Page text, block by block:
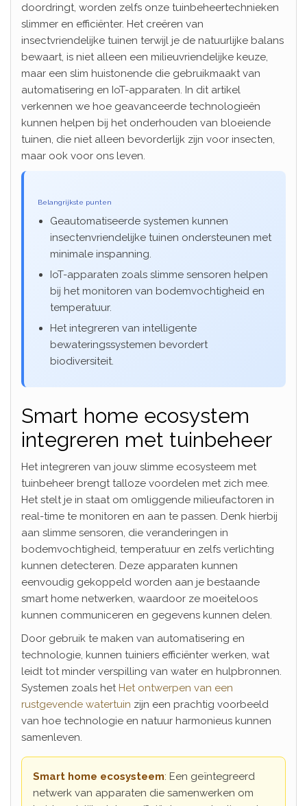
doordringt, worden zelfs onze tuinbeheertechnieken
slimmer en efficiënter. Het creëren van
insectvriendelijke tuinen terwijl je de natuurlijke balans
bewaart, is niet alleen een milieuvriendelijke keuze,
maar een slim huistonende die gebruikmaakt van
automatisering en IoT-apparaten. In dit artikel
verkennen we hoe geavanceerde technologieën
kunnen helpen bij het onderhouden van bloeiende
tuinen, die niet alleen bevorderlijk zijn voor insecten,
maar ook voor ons leven.
Belangrijkste punten
Geautomatiseerde systemen kunnen
insectenvriendelijke tuinen ondersteunen met
minimale inspanning.
IoT-apparaten zoals slimme sensoren helpen
bij het monitoren van bodemvochtigheid en
temperatuur.
Het integreren van intelligente
bewateringssystemen bevordert
biodiversiteit.
Smart home ecosystem
integreren met tuinbeheer
Het integreren van jouw slimme ecosysteem met
tuinbeheer brengt talloze voordelen met zich mee.
Het stelt je in staat om omliggende milieufactoren in
real-time te monitoren en aan te passen. Denk hierbij
aan slimme sensoren, die veranderingen in
bodemvochtigheid, temperatuur en zelfs verlichting
kunnen detecteren. Deze apparaten kunnen
eenvoudig gekoppeld worden aan je bestaande
smart home netwerken, waardoor ze moeiteloos
kunnen communiceren en gegevens kunnen delen.
Door gebruik te maken van automatisering en
technologie, kunnen tuiniers efficiënter werken, wat
leidt tot minder verspilling van water en hulpbronnen.
Systemen zoals het Het ontwerpen van een
rustgevende watertuin zijn een prachtig voorbeeld
van hoe technologie en natuur harmonieus kunnen
samenleven.
Smart home ecosysteem: Een geïntegreerd
netwerk van apparaten die samenwerken om